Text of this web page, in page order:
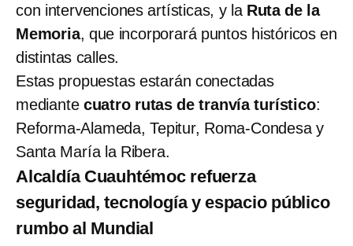
con intervenciones artísticas, y la Ruta de la
Memoria, que incorporará puntos históricos en
distintas calles.
Estas propuestas estarán conectadas
mediante cuatro rutas de tranvía turístico:
Reforma-Alameda, Tepitur, Roma-Condesa y
Santa María la Ribera.
Alcaldía Cuauhtémoc refuerza
seguridad, tecnología y espacio público
rumbo al Mundial